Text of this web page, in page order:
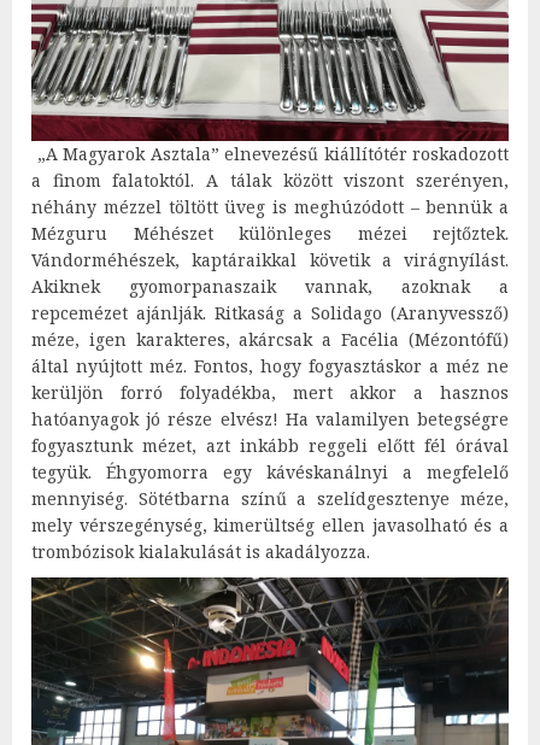
„A Magyarok Asztala” elnevezésű kiállítótér roskadozott
a finom falatoktól. A tálak között viszont szerényen,
néhány mézzel töltött üveg is meghúzódott – bennük a
Mézguru Méhészet különleges mézei rejtőztek.
Vándorméhészek, kaptáraikkal követik a virágnyílást.
Akiknek gyomorpanaszaik vannak, azoknak a
repcemézet ajánlják. Ritkaság a Solidago (Aranyvessző)
méze, igen karakteres, akárcsak a Facélia (Mézontófű)
által nyújtott méz. Fontos, hogy fogyasztáskor a méz ne
kerüljön forró folyadékba, mert akkor a hasznos
hatóanyagok jó része elvész! Ha valamilyen betegségre
fogyasztunk mézet, azt inkább reggeli előtt fél órával
tegyük. Éhgyomorra egy kávéskanálnyi a megfelelő
mennyiség. Sötétbarna színű a szelídgesztenye méze,
mely vérszegénység, kimerültség ellen javasolható és a
trombózisok kialakulását is akadályozza.